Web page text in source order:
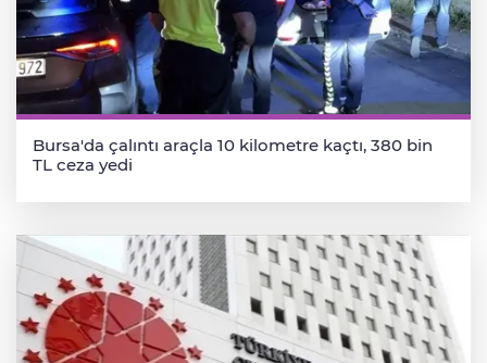
Bursa'da çalıntı araçla 10 kilometre kaçtı, 380 bin
TL ceza yedi